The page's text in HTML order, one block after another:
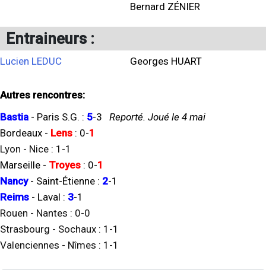
Bernard ZÉNIER
Entraineurs :
Lucien LEDUC Georges HUART
Autres rencontres:
Bastia - Paris S.G. : 5-3
Reporté. Joué le 4 mai
Bordeaux - Lens : 0-1
Lyon - Nice : 1 -1
Marseille - Troyes : 0-1
Nancy- Saint-Étienne : 2-1
Reims - Laval : 3-1
Rouen - Nantes : 0-0
Strasbourg - Sochaux : 1 -1
Valenciennes - Nîmes : 1 -1